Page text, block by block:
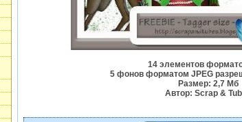
14 элементов
5 фонов форматом JPEG
Размер: 2,7 Мб
Автор: Scrap &